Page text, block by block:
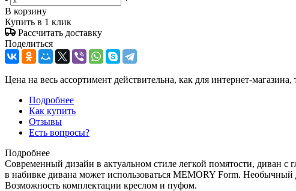
В корзину
Купить в 1 клик
Рассчитать доставку
Поделиться
Цена на весь ассортимент действительна, как для интернет-
Подробнее
Как купить
Отзывы
Есть вопросы?
Подробнее
Современный дизайн в актуальном стиле легкой помятости, диван с
в набивке дивана может использоваться MEMORY Form.
Возможность комплектации креслом и пуфом.